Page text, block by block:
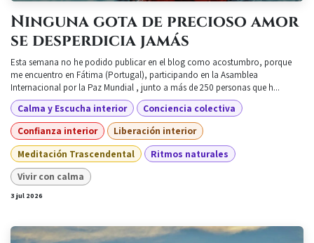
Ninguna gota de precioso amor
se desperdicia jamás
Esta semana no he podido publicar en el blog como acostumbro, porque
me encuentro en Fátima (Portugal), participando en la Asamblea
Internacional por la Paz Mundial , junto a más de 250 personas que h...
Calma y Escucha interior
Conciencia colectiva
Confianza interior
Liberación interior
Meditación Trascendental
Ritmos naturales
Vivir con calma
3 jul 2026